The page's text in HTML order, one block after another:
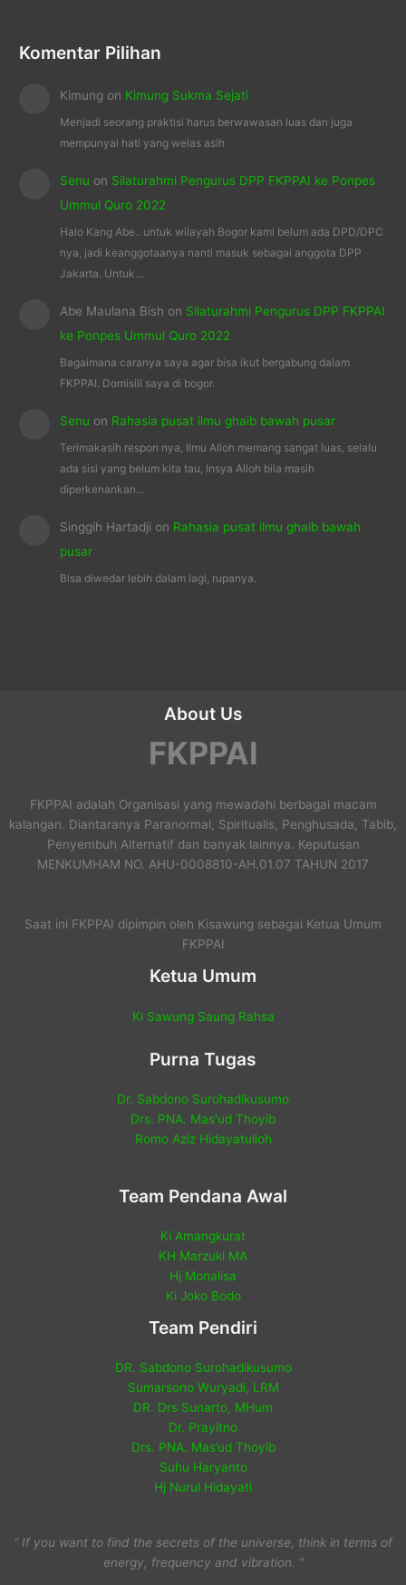
Komentar Pilihan
Kimung on Kimung Sukma Sejati
Menjadi seorang praktisi harus berwawasan luas dan juga
mempunyai hati yang welas asih
Senu on Silaturahmi Pengurus DPP FKPPAI ke Ponpes
Ummul Quro 2022
Halo Kang Abe.. untuk wilayah Bogor kami belum ada DPD/DPC
nya, jadi keanggotaanya nanti masuk sebagai anggota DPP
Jakarta. Untuk…
Abe Maulana Bish on Silaturahmi Pengurus DPP FKPPAI
ke Ponpes Ummul Quro 2022
Bagaimana caranya saya agar bisa ikut bergabung dalam
FKPPAI. Domisili saya di bogor.
Senu on Rahasia pusat ilmu ghaib bawah pusar
Terimakasih respon nya, Ilmu Alloh memang sangat luas, selalu
ada sisi yang belum kita tau, Insya Alloh bila masih
diperkenankan…
Singgih Hartadjion Rahasia pusat ilmu ghaib bawah
pusar
Bisa diwedar lebih dalam lagi, rupanya.
About Us
FKPPAI
FKPPAI adalah Organisasi yang mewadahi berbagai macam
kalangan. Diantaranya Paranormal, Spiritualis, Penghusada, Tabib,
Penyembuh Alternatif dan banyak lainnya. Keputusan
MENKUMHAM NO. AHU-0008810-AH.01.07 TAHUN 2017
Saat ini FKPPAI dipimpin oleh Kisawung sebagai Ketua Umum
FKPPAI
Ketua Umum
Ki Sawung Saung Rahsa
Purna Tugas
Dr. Sabdono Surohadikusumo
Drs. PNA. Mas'ud Thoyib
Romo Aziz Hidayatulloh
Team Pendana Awal
Ki Amangkurat
KH Marzuki MA
Hj Monalisa
Ki Joko Bodo
Team Pendiri
DR. Sabdono Surohadikusumo
Sumarsono Wuryadi, LRM
DR. Drs Sunarto, MHum
Dr. Prayitno
Drs. PNA. Mas’ud Thoyib
Suhu Haryanto
Hj Nurul Hidayati
“ If you want to find the secrets of the universe, think in terms of
energy, frequency and vibration. ”